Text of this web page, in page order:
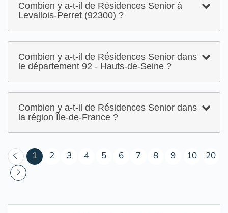
Combien y a-t-il de Résidences Senior à
Levallois-Perret (92300) ?
Combien y a-t-il de Résidences Senior dans
le département 92 - Hauts-de-Seine ?
Combien y a-t-il de Résidences Senior dans
la région Île-de-France ?
1 (courant)
2 3 4 5 6 7 8 9 10 20